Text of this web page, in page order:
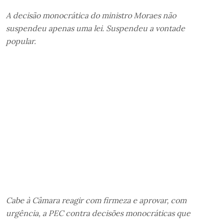
A decisão monocrática do ministro Moraes não
suspendeu apenas uma lei. Suspendeu a vontade
popular.
Cabe à Câmara reagir com firmeza e aprovar, com
urgência, a PEC contra decisões monocráticas que